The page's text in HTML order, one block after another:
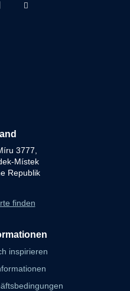
3777,
Místek
Republik
finden
inspirieren